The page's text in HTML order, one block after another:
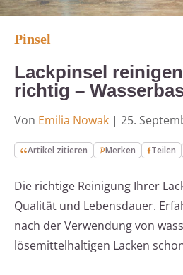
Pinsel
Lackpinsel
richtig –
Von Emilia Nowak | 25.
Artikel zitieren Merken Teilen
Die richtige Reinigung Ihrer
Qualität und Lebensdauer.
nach der Verwendung von
lösemittelhaltigen Lacken